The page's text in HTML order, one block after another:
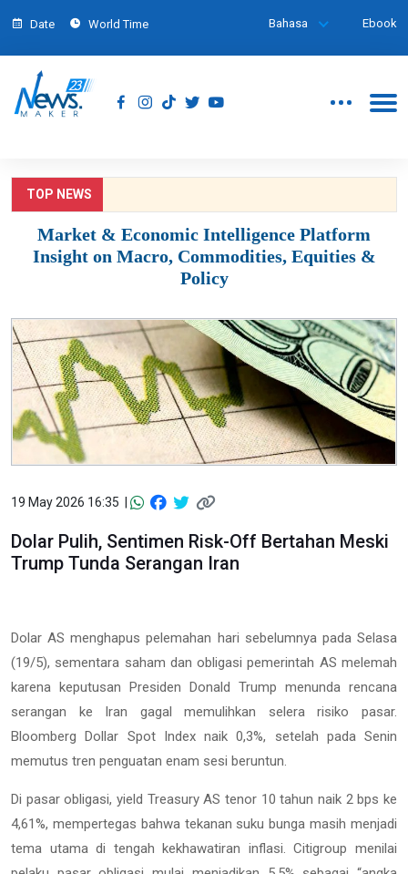
Date World Time Bahasa Ebook
TOP NEWS
Market & Economic Intelligence Platform
Insight on Macro, Commodities, Equities &
Policy
19 May 2026 16:35 |
Dolar Pulih, Sentimen Risk-Off Bertahan Meski
Trump Tunda Serangan Iran
Dolar AS menghapus pelemahan hari sebelumnya pada Selasa
(19/5), sementara saham dan obligasi pemerintah AS melemah
karena keputusan Presiden Donald Trump menunda rencana
serangan ke Iran gagal memulihkan selera risiko pasar.
Bloomberg Dollar Spot Index naik 0,3%, setelah pada Senin
memutus tren penguatan enam sesi beruntun.
Di pasar obligasi, yield Treasury AS tenor 10 tahun naik 2 bps ke
4,61%, mempertegas bahwa tekanan suku bunga masih menjadi
tema utama di tengah kekhawatiran inflasi. Citigroup menilai